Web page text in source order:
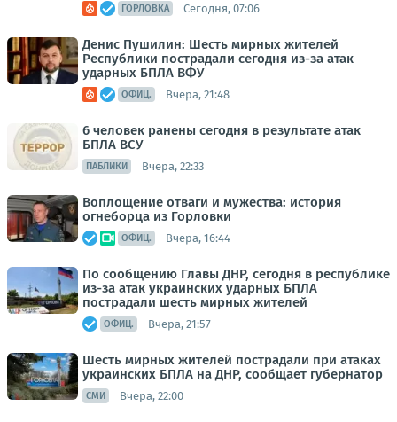
ГОРЛОВКА Сегодня, 07:06
Денис Пушилин: Шесть мирных жителей
Республики пострадали сегодня из-за атак
ударных БПЛА ВФУ
ОФИЦ. Вчера, 21:48
6 человек ранены сегодня в результате атак
БПЛА ВСУ
ПАБЛИКИ Вчера, 22:33
Воплощение отваги и мужества: история
огнеборца из Горловки
ОФИЦ. Вчера, 16:44
По сообщению Главы ДНР, сегодня в республике
из-за атак украинских ударных БПЛА
пострадали шесть мирных жителей
ОФИЦ. Вчера, 21:57
Шесть мирных жителей пострадали при атаках
украинских БПЛА на ДНР, сообщает губернатор
СМИ Вчера, 22:00